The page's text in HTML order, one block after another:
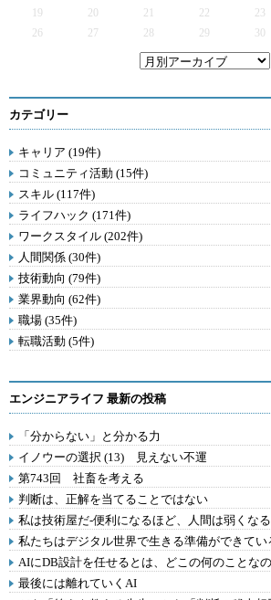
19
20 21 22 23
26
27 28 29 30
カテゴリー
キャリア (19件)
コミュニティ活動 (15件)
スキル (117件)
ライフハック (171件)
ワークスタイル (202件)
人間関係 (30件)
技術動向 (79件)
業界動向 (62件)
職場 (35件)
転職活動 (5件)
エンジニアライフ 最新の投稿
「分からない」と分かる力
イノウーの選択 (13) 見えない不運
第743回 社畜を考える
判断は、正解を当てることではない
私は技術屋だ-便利になるほど、人間は弱くな
私たちはデジタル世界で生きる準備ができてい
AIにDB設計を任せるとは、どこの何のことな
最後には離れていくAI